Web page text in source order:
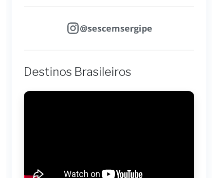
@sescemsergipe
Destinos Brasileiros